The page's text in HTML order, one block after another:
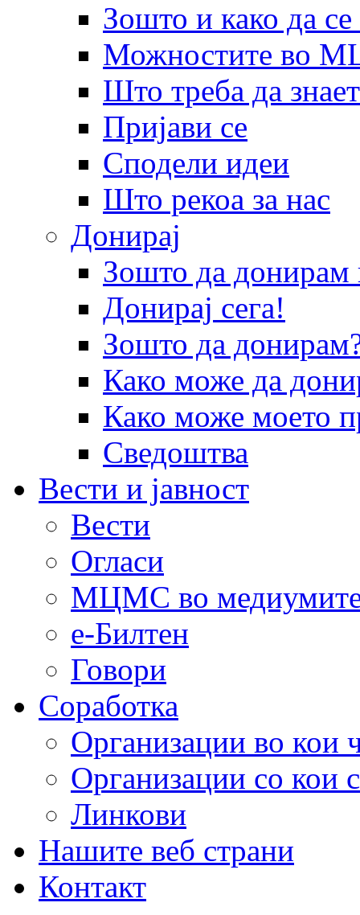
Зошто и како да
Можностите во
Што треба да
Пријави се
Сподели идеи
Што рекоа за нас
Донирај
Зошто да
Донирај сега!
Зошто да
Како може да
Како може моето
Сведоштва
Вести и јавност
Вести
Огласи
МЦМС во
е-Билтен
Говори
Соработка
Организации во кои
Организации со кои
Линкови
Нашите веб страни
Контакт